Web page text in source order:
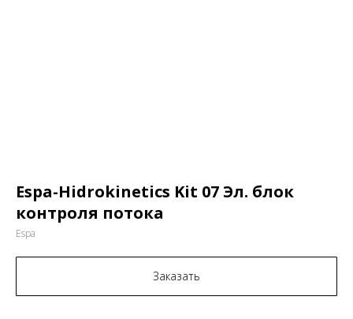
Espa-Hidrokinetics Kit 07 Эл. блок
контроля потока
Espa
Заказать